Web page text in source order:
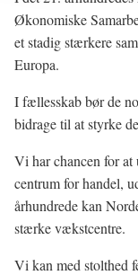
Økonomiske
et stadig stærkere
Europa.
I fællesskab bør de
bidrage til at styrke
Vi har chancen for
centrum for handel,
århundrede kan
stærke vækstcentre.
Vi kan med stolthed